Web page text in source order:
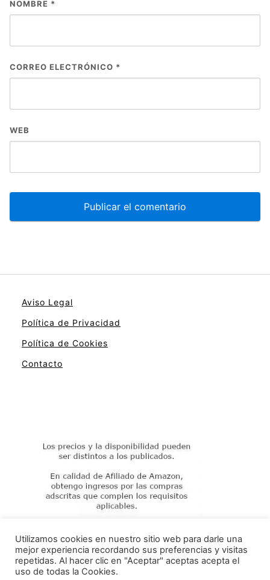
NOMBRE *
CORREO ELECTRÓNICO *
WEB
Aviso Legal
Política de Privacidad
Política de Cookies
Contacto
Utilizamos cookies en nuestro sitio web para darle una
mejor experiencia recordando sus preferencias y visitas
repetidas. Al hacer clic en "Aceptar" aceptas acepta el
uso de todas la Cookies.